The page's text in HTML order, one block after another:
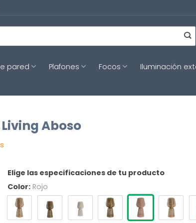
pared Plafones Focos
Iluminación
Aboso
Elige las especificaciones de tu producto
Color: Rojo